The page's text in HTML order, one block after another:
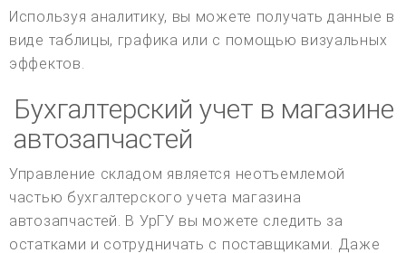
Используя аналитику, вы можете получать данные в
виде таблицы, графика или с помощью визуальных
эффектов.
Бухгалтерский учет в магазине
автозапчастей
Управление складом является неотъемлемой
частью бухгалтерского учета магазина
автозапчастей. В УрГУ вы можете следить за
остатками и сотрудничать с поставщиками. Даже